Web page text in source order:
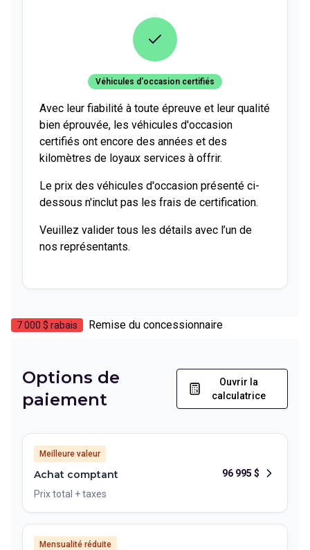
Véhicules d'occasion certifiés
Avec leur fiabilité à toute épreuve et leur qualité
bien éprouvée, les véhicules d'occasion
certifiés ont encore des années et des
kilomètres de loyaux services à offrir.
Le prix des véhicules d'occasion présenté ci-
dessous n'inclut pas les frais de certification.
Veuillez valider tous les détails avec l’un de
nos représentants.
7 000 $ rabais Remise du concessionnaire
Options de
paiement
Ouvrir la
calculatrice
Meilleure valeur
Achat comptant
Prix total + taxes
96 995 $
Mensualité réduite